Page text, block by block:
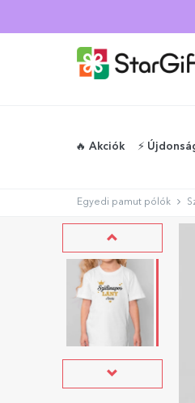
🔥 Akciók ⚡️
Egyedi pamut pólók